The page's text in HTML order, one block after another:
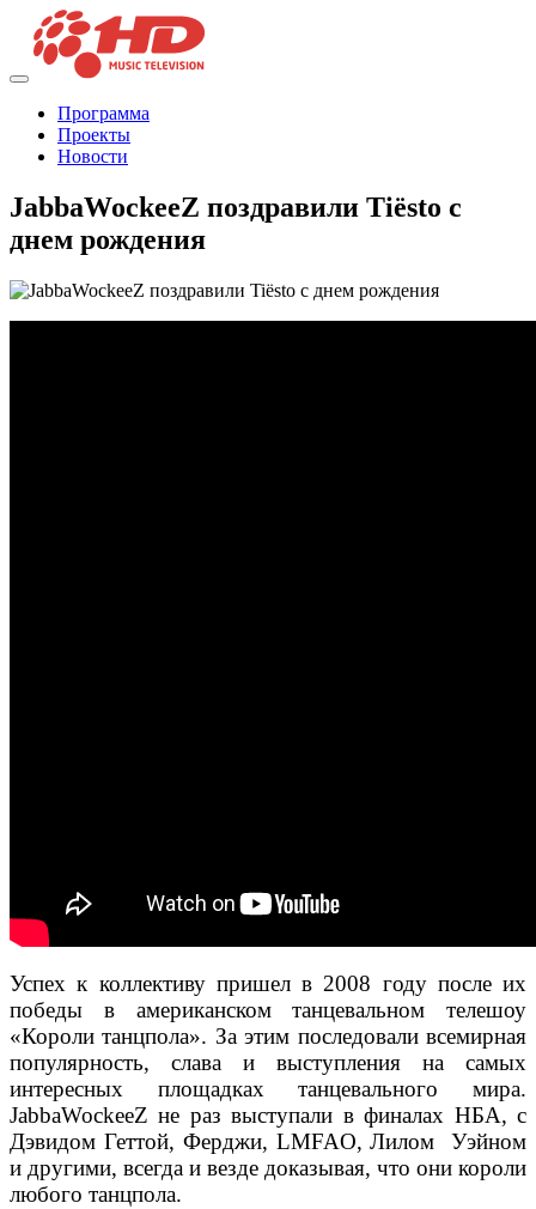
Программа
Проекты
Новости
JabbaWockeeZ поздравили Tiësto с
днем рождения
Успех к коллективу пришел в 2008 году после их
победы в американском танцевальном телешоу
«Короли танцпола». За этим последовали всемирная
популярность, слава и выступления на самых
интересных площадках танцевального мира.
JabbaWockeeZ не раз выступали в финалах НБА, с
Дэвидом Геттой, Ферджи, LMFAO, Лилом Уэйном
и другими, всегда и везде доказывая, что они короли
любого танцпола.